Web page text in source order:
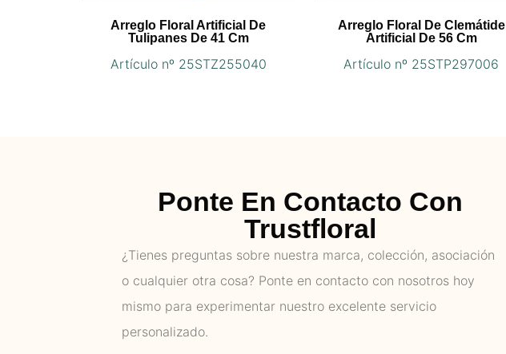
Arreglo Floral Artificial De
Tulipanes De 41 Cm
Artículo nº 25STZ255040
Arreglo Floral De Clemátide
Artificial De 56 Cm
Artículo nº 25STP297006
Ponte En Contacto Con
Trustfloral
¿Tienes preguntas sobre nuestra marca, colección, asociación
o cualquier otra cosa? Ponte en contacto con nosotros hoy
mismo para experimentar nuestro excelente servicio
personalizado.